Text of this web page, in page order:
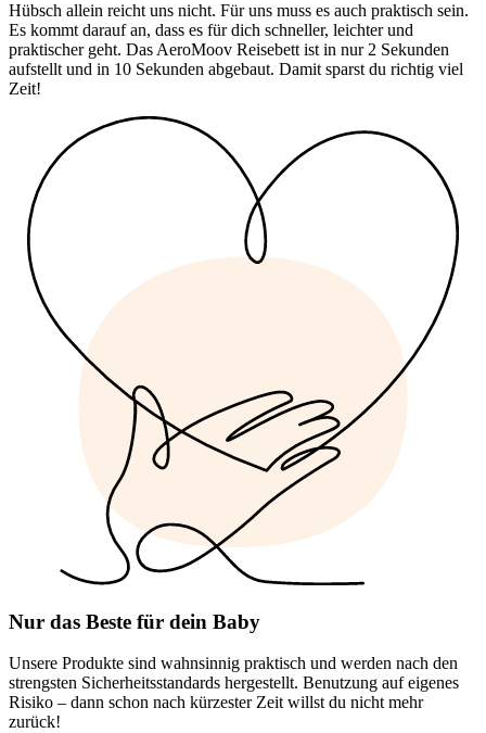
Hübsch allein reicht uns nicht. Für uns muss es auch praktisch sein.
Es kommt darauf an, dass es für dich schneller, leichter und
praktischer geht. Das AeroMoov Reisebett ist in nur 2 Sekunden
aufstellt und in 10 Sekunden abgebaut. Damit sparst du richtig viel
Zeit!
Nur das Beste für dein Baby
Unsere Produkte sind wahnsinnig praktisch und werden nach den
strengsten Sicherheitsstandards hergestellt. Benutzung auf eigenes
Risiko – dann schon nach kürzester Zeit willst du nicht mehr
zurück!